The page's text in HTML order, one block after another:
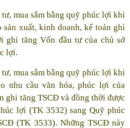
mua sắm bằng quỹ phúc lợi khi
sản xuất, kinh doanh, kế toán ghi
ghi tăng Vốn đầu tư của chủ sở
lợi.
mua sắm bằng quỹ phúc lợi khi
nhu cầu văn hóa, phúc lợi của
ghi tăng TSCĐ và đồng thời được
lợi (TK 3532) sang Quỹ phúc
(TK 3533). Những TSCĐ này